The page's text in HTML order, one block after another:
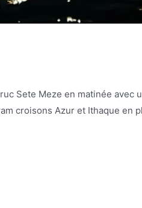
Sete Meze en matinée
croisons Azur et Ithaque en